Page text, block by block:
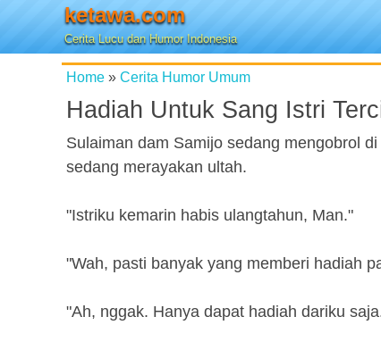
ketawa.com
Cerita Lucu dan Humor Indonesia
Home » Cerita Humor Umum
Hadiah Untuk Sang Istri
Sulaiman dam Samijo sedang mengobrol
sedang merayakan ultah.
"Istriku kemarin habis ulangtahun, Man."
"Wah, pasti banyak yang memberi hadiah
"Ah, nggak. Hanya dapat hadiah dariku